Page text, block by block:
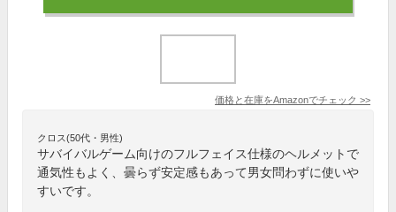
価格と在庫をAmazonでチェック >>
クロス(50代・男性)
サバイバルゲーム向けのフルフェイス仕様のヘルメットで
通気性もよく、曇らず安定感もあって男女問わずに使いや
すいです。